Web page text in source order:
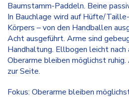
Baumstamm-Paddeln. Beine
In Bauchlage wird auf Hüfte/
Körpers – von den Handballen
Acht ausgeführt. Arme sind
Handhaltung. Ellbogen leicht
Oberarme bleiben möglichst
zur Seite.
Fokus: Oberarme bleiben